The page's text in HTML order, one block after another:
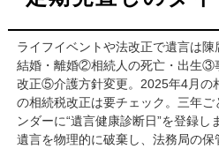
ライフイベントや法改正で遺言は
結婚・離婚②相続人の死亡・出生③
改正⑤介護方針変更。2025年4月の
の相続税改正は要チェック。三年
ンダーに“遺言健康診断日”を登録
遺言を物理的に破棄し、法務局の保